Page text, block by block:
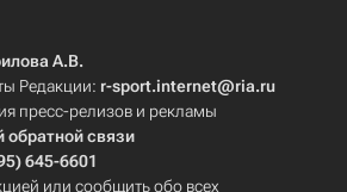
А.В.
Редакции: r-sport.internet@ria.ru
пресс-релизов и рекламы
связи
645-6601
или сообщить обо всех